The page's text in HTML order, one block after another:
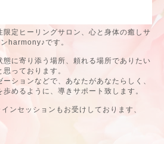
定ヒーリングサロン、心と身体の癒しサ
ンharmony♪です。
に寄り添う場所、頼れる場所でありたい
思っております。
ションなどで、あなたがあなたらしく、
めるように、導きサポート致します。
ンセッションもお受けしております、